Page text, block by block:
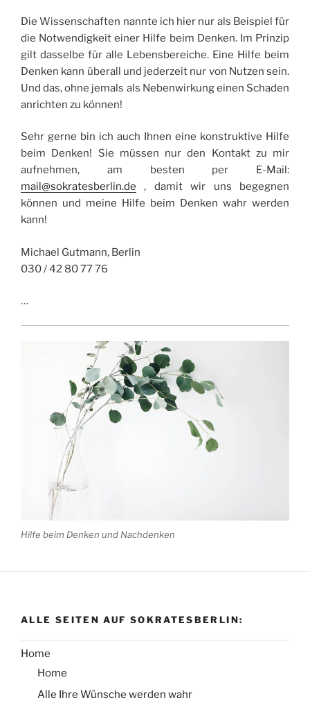
Die Wissenschaften nannte ich hier nur als Beispiel für
die Notwendigkeit einer Hilfe beim Denken. Im Prinzip
gilt dasselbe für alle Lebensbereiche. Eine Hilfe beim
Denken kann überall und jederzeit nur von Nutzen sein.
Und das, ohne jemals als Nebenwirkung einen Schaden
anrichten zu können!
Sehr gerne bin ich auch Ihnen eine konstruktive Hilfe
beim Denken! Sie müssen nur den Kontakt zu mir
aufnehmen, am besten per E-Mail:
mail@sokratesberlin.de , damit wir uns begegnen
können und meine Hilfe beim Denken wahr werden
kann!
Michael Gutmann, Berlin
030 / 42 80 77 76
…
Hilfe beim Denken und Nachdenken
ALLE SEITEN AUF SOKRATESBERLIN:
Home
Home
Alle Ihre Wünsche werden wahr